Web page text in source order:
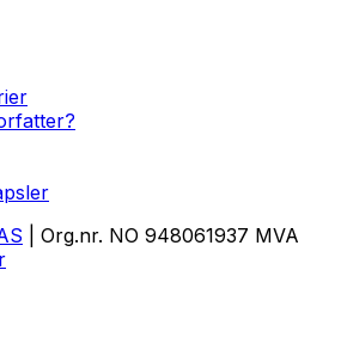
| Org.nr. NO 948061937 MVA